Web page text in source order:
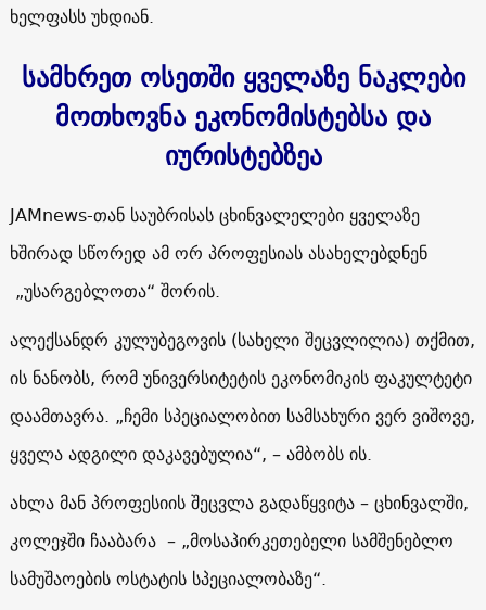
ხელფასს უხდიან.
სამხრეთ ოსეთში ყველაზე ნაკლები
მოთხოვნა ეკონომისტებსა და
იურისტებზეა
JAMnews-თან საუბრისას ცხინვალელები ყველაზე
ხშირად სწორედ ამ ორ პროფესიას ასახელებდნენ
„უსარგებლოთა“ შორის.
ალექსანდრ კულუბეგოვის (სახელი შეცვლილია) თქმით,
ის ნანობს, რომ უნივერსიტეტის ეკონომიკის ფაკულტეტი
დაამთავრა. „ჩემი სპეციალობით სამსახური ვერ ვიშოვე,
ყველა ადგილი დაკავებულია“, – ამბობს ის.
ახლა მან პროფესიის შეცვლა გადაწყვიტა – ცხინვალში,
კოლეჯში ჩააბარა – „მოსაპირკეთებელი სამშენებლო
სამუშაოების ოსტატის სპეციალობაზე“.